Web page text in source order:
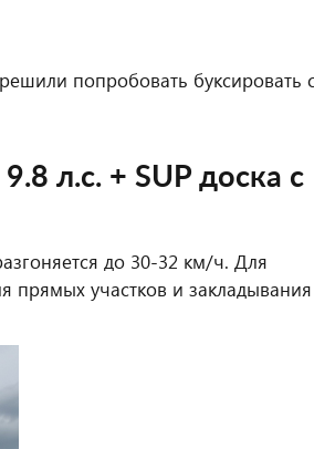
попробовать буксировать
л.с. + SUP доска с
до 30-32 км/ч. Для
прямых участков и закладывания